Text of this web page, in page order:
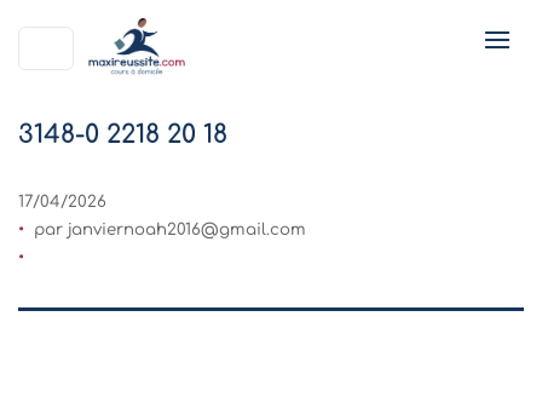
3148-0 2218 20 18
17/04/2026
par janviernoah2016@gmail.com